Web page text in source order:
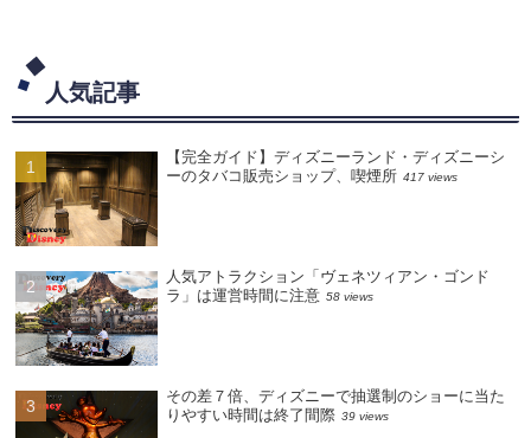
人気記事
【完全ガイド】ディズニーランド・ディズニーシ
ーのタバコ販売ショップ、喫煙所 417 views
人気アトラクション「ヴェネツィアン・ゴンド
ラ」は運営時間に注意 58 views
その差７倍、ディズニーで抽選制のショーに当た
りやすい時間は終了間際 39 views